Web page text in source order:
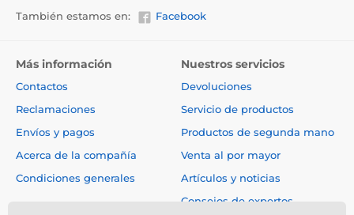
También estamos en: Facebook
Más información
Contactos
Reclamaciones
Envíos y pagos
Acerca de la compañía
Condiciones generales
Nuestros servicios
Devoluciones
Servicio de productos
Productos de segunda mano
Venta al por mayor
Artículos y noticias
Consejos de expertos